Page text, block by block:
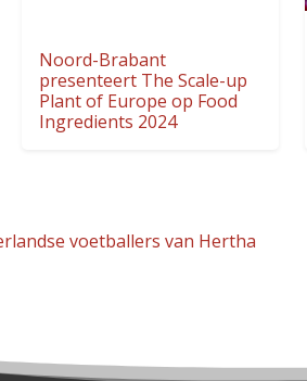
Noord-Brabant
presenteert The Scale-up
Plant of Europe op Food
Ingredients 2024
voetballers van Hertha